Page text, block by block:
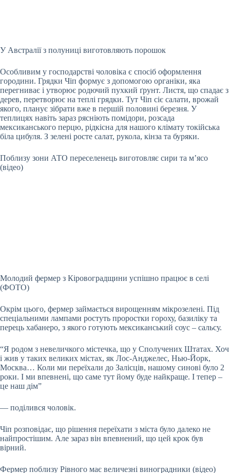
У Австралії з полуниці виготовляють порошок
Особливим у господарстві чоловіка є спосіб оформлення
городини. Грядки Чіп формує з допомогою органіки, яка
перегниває і утворює родючий пухкий ґрунт. Листя, що спадає з
дерев, перетворює на теплі грядки. Тут Чіп сіє салати, врожай
якого, планує зібрати вже в першій половині березня. У
теплицях навіть зараз рясніють помідори, розсада
мексиканського перцю, рідкісна для нашого клімату токійська
біла цибуля. З зелені росте салат, рукола, кінза та буряки.
Поблизу зони АТО переселенець виготовляє сири та м’ясо
(відео)
Молодий фермер з Кіровоградщини успішно працює в селі
(ФОТО)
Окрім цього, фермер займається вирощенням мікрозелені. Під
спеціальними лампами ростуть проростки гороху, базиліку та
перець хабанеро, з якого готують мексиканський соус – сальсу.
“Я родом з невеличкого містечка, що у Сполучених Штатах. Хоч
і жив у таких великих містах, як Лос-Анджелес, Нью-Йорк,
Москва… Коли ми переїхали до Залісців, нашому синові було 2
роки. І ми впевнені, що саме тут йому буде найкраще. І тепер –
це наш дім”
— поділився чоловік.
Чіп розповідає, що рішення переїхати з міста було далеко не
найпростішим. Але зараз він впевнений, що цей крок був
вірний.
Фермер поблизу Рівного має величезні виноградники (відео)